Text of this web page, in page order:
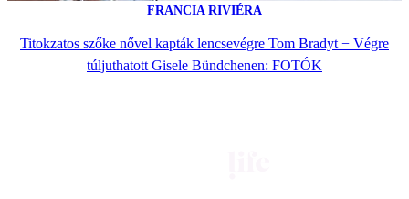
FRANCIA RIVIÉRA
Titokzatos szőke nővel kapták lencsevégre Tom Bradyt − Végre
túljuthatott Gisele Bündchenen: FOTÓK